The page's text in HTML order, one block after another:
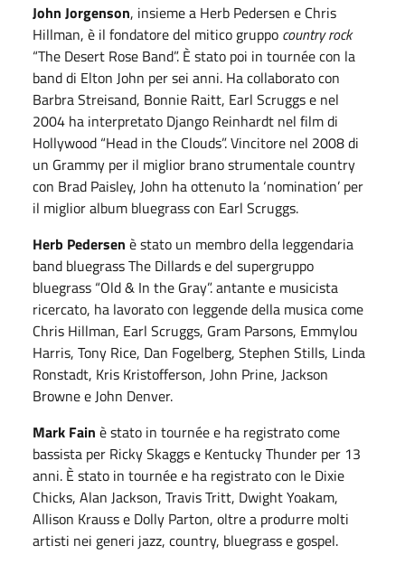
John Jorgenson, insieme a Herb Pedersen e Chris
Hillman, è il fondatore del mitico gruppo country rock
“The Desert Rose Band”. È stato poi in tournée con la
band di Elton John per sei anni. Ha collaborato con
Barbra Streisand, Bonnie Raitt, Earl Scruggs e nel
2004 ha interpretato Django Reinhardt nel film di
Hollywood “Head in the Clouds”. Vincitore nel 2008 di
un Grammy per il miglior brano strumentale country
con Brad Paisley, John ha ottenuto la ‘nomination’ per
il miglior album bluegrass con Earl Scruggs.
Herb Pedersen è stato un membro della leggendaria
band bluegrass The Dillards e del supergruppo
bluegrass “Old & In the Gray”. antante e musicista
ricercato, ha lavorato con leggende della musica come
Chris Hillman, Earl Scruggs, Gram Parsons, Emmylou
Harris, Tony Rice, Dan Fogelberg, Stephen Stills, Linda
Ronstadt, Kris Kristofferson, John Prine, Jackson
Browne e John Denver.
Mark Fain è stato in tournée e ha registrato come
bassista per Ricky Skaggs e Kentucky Thunder per 13
anni. È stato in tournée e ha registrato con le Dixie
Chicks, Alan Jackson, Travis Tritt, Dwight Yoakam,
Allison Krauss e Dolly Parton, oltre a produrre molti
artisti nei generi jazz, country, bluegrass e gospel.